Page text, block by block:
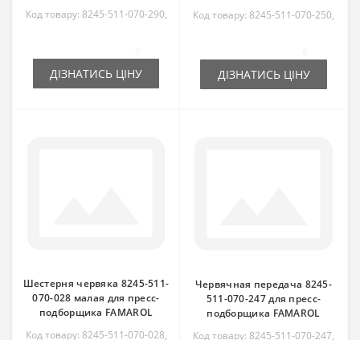
Код товару: 8245-511-070-290,
ДІЗНАТИСЬ ЦІНУ
Код товару: 8245-511-070-250,
ДІЗНАТИСЬ ЦІНУ
Шестерня червяка 8245-511-
070-028 малая для пресс-
подборщика FAMAROL
Код товару: 8245-511-070-028,
Червячная передача 8245-
511-070-247 для пресс-
подборщика FAMAROL
Код товару: 8245-511-070-247,